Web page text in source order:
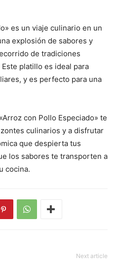
es un viaje culinario en un
explosión de sabores y
de tradiciones
platillo es ideal para
y es perfecto para una
con Pollo Especiado» te
culinarios y a disfrutar
que despierta tus
los sabores te transporten a
cocina.
Next article